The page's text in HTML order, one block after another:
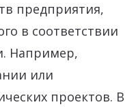
предприятия,
в соответствии
Например,
или
проектов. В